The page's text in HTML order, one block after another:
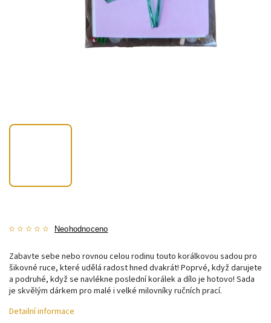
Neohodnoceno
Zabavte sebe nebo rovnou celou rodinu touto korálkovou sadou pro
šikovné ruce, které udělá radost hned dvakrát! Poprvé, když darujete
a podruhé, když se navlékne poslední korálek a dílo je hotovo! Sada
je skvělým dárkem pro malé i velké milovníky ručních prací.
Detailní informace